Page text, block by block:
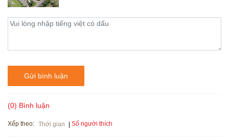
Gửi bình luận
(0) Bình luận
Xếp theo: Thời gian Số người thích